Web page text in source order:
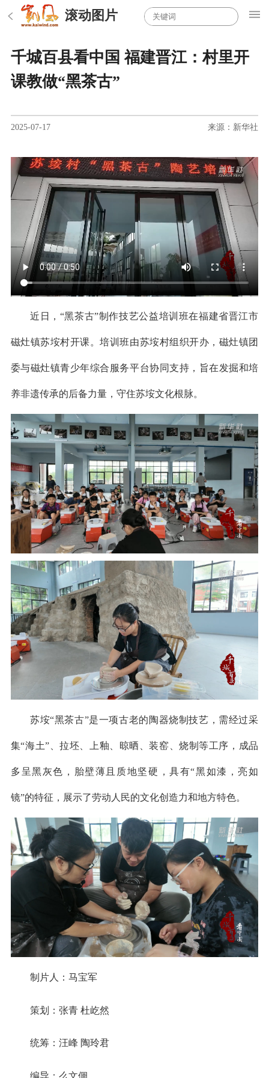
滚动图片
千城百县看中国 福建晋江：村里开
课教做“黑茶古”
2025-07-17 来源：新华社
近日，“黑茶古”制作技艺公益培训班在福建省晋江市
磁灶镇苏垵村开课。培训班由苏垵村组织开办，磁灶镇团
委与磁灶镇青少年综合服务平台协同支持，旨在发掘和培
养非遗传承的后备力量，守住苏垵文化根脉。
苏垵“黑茶古”是一项古老的陶器烧制技艺，需经过采
集“海土”、拉坯、上釉、晾晒、装窑、烧制等工序，成品
多呈黑灰色，胎壁薄且质地坚硬，具有“黑如漆，亮如
镜”的特征，展示了劳动人民的文化创造力和地方特色。
制片人：马宝军
策划：张青 杜屹然
统筹：汪峰 陶玲君